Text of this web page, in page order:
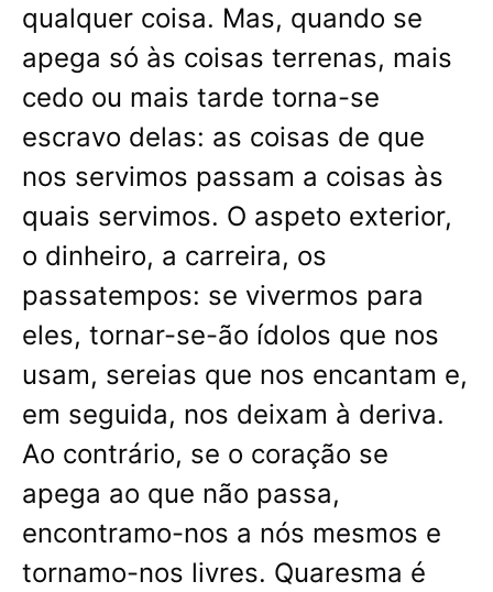
qualquer coisa. Mas, quando se
apega só às coisas terrenas, mais
cedo ou mais tarde torna-se
escravo delas: as coisas de que
nos servimos passam a coisas às
quais servimos. O aspeto exterior,
o dinheiro, a carreira, os
passatempos: se vivermos para
eles, tornar-se-ão ídolos que nos
usam, sereias que nos encantam e,
em seguida, nos deixam à deriva.
Ao contrário, se o coração se
apega ao que não passa,
encontramo-nos a nós mesmos e
tornamo-nos livres. Quaresma é